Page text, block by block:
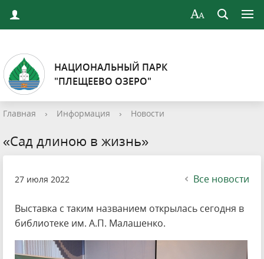
НАЦИОНАЛЬНЫЙ ПАРК
"ПЛЕЩЕЕВО ОЗЕРО"
Главная › Информация › Новости
«Сад длиною в жизнь»
27 июля 2022 Все новости
Выставка с таким названием открылась сегодня в
библиотеке им. А.П. Малашенко.